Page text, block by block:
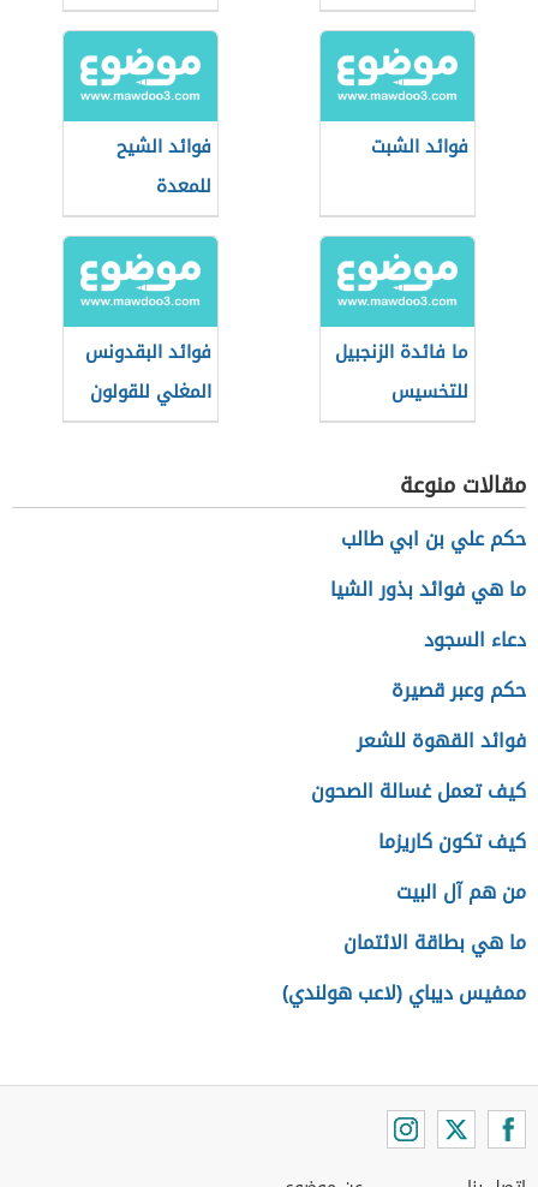
فوائد الشبت
فوائد الشيح
للمعدة
ما فائدة الزنجبيل
للتخسيس
فوائد البقدونس
المغلي للقولون
مقالات منوعة
حكم علي بن ابي طالب
ما هي فوائد بذور الشيا
دعاء السجود
حكم وعبر قصيرة
فوائد القهوة للشعر
كيف تعمل غسالة الصحون
كيف تكون كاريزما
من هم آل البيت
ما هي بطاقة الائتمان
ممفيس ديباي (لاعب هولندي)